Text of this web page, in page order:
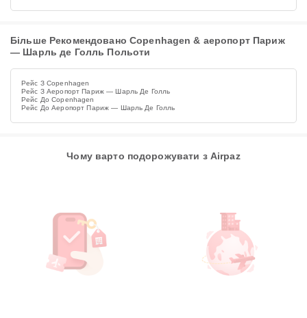
Більше Рекомендовано Copenhagen & аеропорт Париж
— Шарль де Голль Польоти
Рейс З Copenhagen
Рейс З Аеропорт Париж — Шарль Де Голль
Рейс До Copenhagen
Рейс До Аеропорт Париж — Шарль Де Голль
Чому варто подорожувати з Airpaz